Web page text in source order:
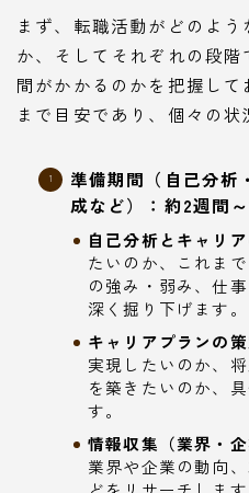
まず、転職活動がどのよ
か、そしてそれぞれの段
間がかかるのかを把握して
まで目安であり、個々の状
準備期間（自己分析
成など）：約2週間
自己分析とキャリ
たいのか、これま
の強み・弱み、仕
深く掘り下げます。
キャリアプランの
実現したいのか、
を築きたいのか、
す。
情報収集（業界・
業界や企業の動向